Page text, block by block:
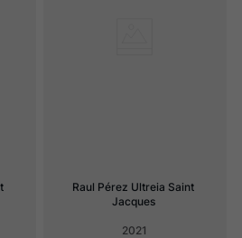
Raul Pérez Ultreia Saint
Jacques
2021